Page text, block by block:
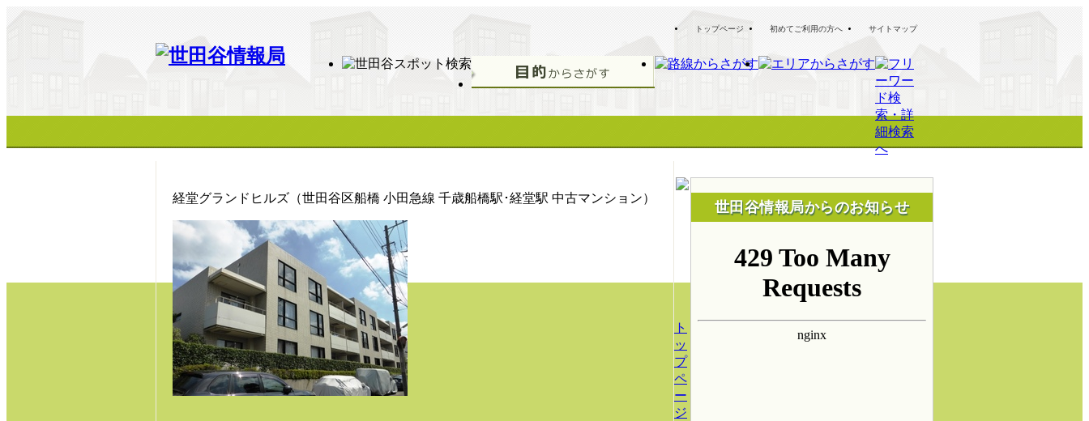
サイトマップ
初めてご利用の方へ
トップページ
経堂グランドヒルズ（世田谷区船橋 小田急線 千歳船橋駅･経堂駅 中古マンション）
世田谷情報局からのお知らせ
ト
ッ
プ
ペ
ー
ジ